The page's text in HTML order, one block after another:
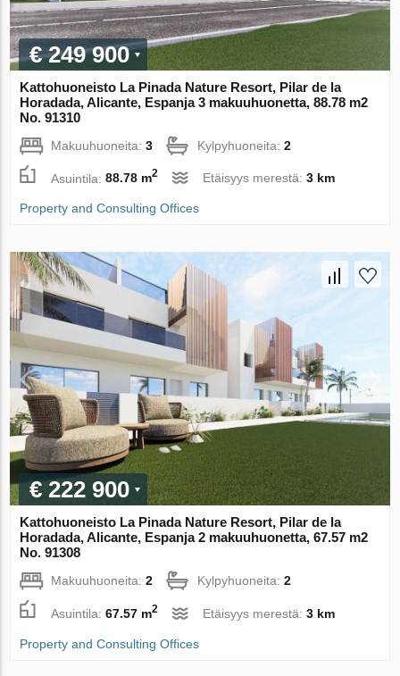
€ 249 900
Kattohuoneisto La Pinada Nature Resort, Pilar de la
Horadada, Alicante, Espanja 3 makuuhuonetta, 88.78 m2
No. 91310
Makuuhuoneita:3 Kylpyhuoneita:2
Asuintila:88.78 m2 Etäisyys merestä:3 km
Property and Consulting Offices
€ 222 900
Kattohuoneisto La Pinada Nature Resort, Pilar de la
Horadada, Alicante, Espanja 2 makuuhuonetta, 67.57 m2
No. 91308
Makuuhuoneita:2 Kylpyhuoneita:2
Asuintila:67.57 m2 Etäisyys merestä:3 km
Property and Consulting Offices